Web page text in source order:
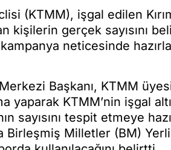
(KTMM), işgal edilen
kişilerin gerçek sayısını
kampanya neticesinde
Başkanı, KTMM
yaparak KTMM’nin işgal
sayısını tespit etmeye
Milletler (BM) Yerli